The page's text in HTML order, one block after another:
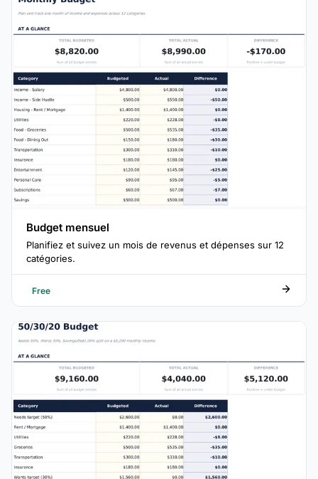
Budget mensuel
Planifiez et suivez un mois de revenus et dépenses sur 12
catégories.
Free